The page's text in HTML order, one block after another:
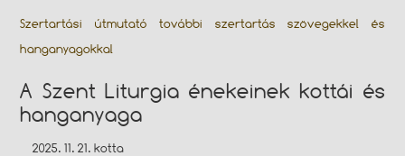
Szertartási útmutató további szertartás szövegekkel és
hanganyagokkal
A Szent Liturgia énekeinek kottái és
hanganyaga
2025. 11. 21. kotta